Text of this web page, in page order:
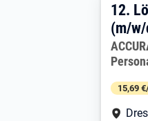
12.
12.
(m/
15,69